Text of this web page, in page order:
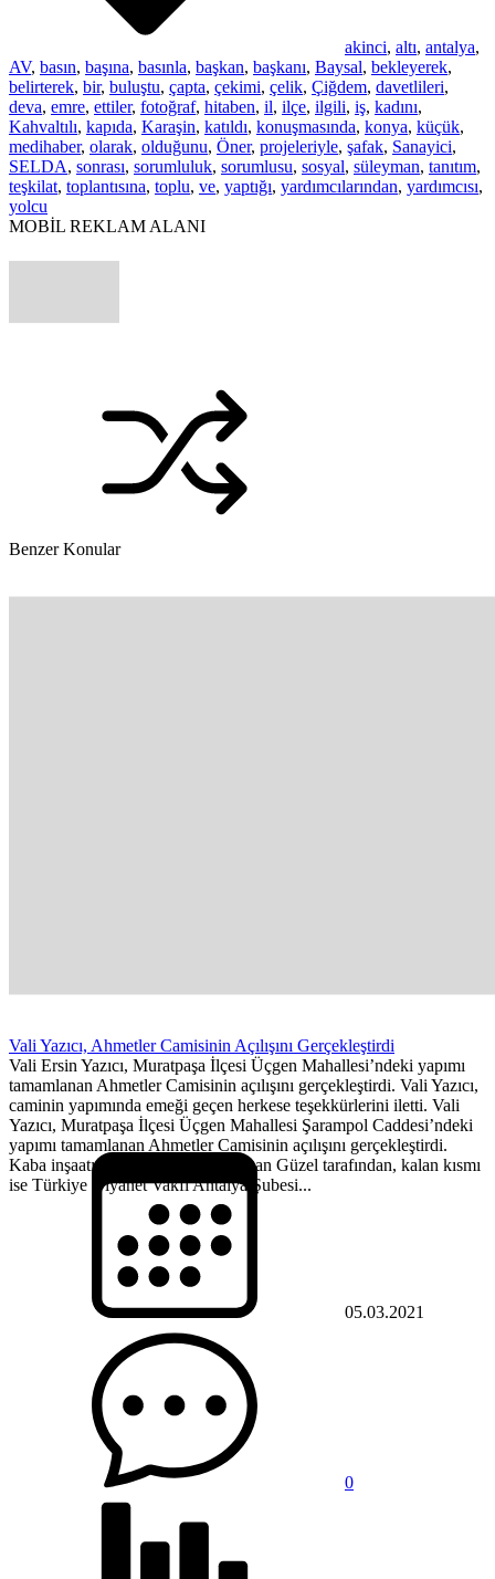
akinci, altı, antalya,
AV, basın, başına, basınla, başkan, başkanı, Baysal, bekleyerek,
belirterek, bir, buluştu, çapta, çekimi, çelik, Çiğdem, davetlileri,
deva, emre, ettiler, fotoğraf, hitaben, il, ilçe, ilgili, iş, kadını,
Kahvaltılı, kapıda, Karaşin, katıldı, konuşmasında, konya, küçük,
medihaber, olarak, olduğunu, Öner, projeleriyle, şafak, Sanayici,
SELDA, sonrası, sorumluluk, sorumlusu, sosyal, süleyman, tanıtım,
teşkilat, toplantısına, toplu, ve, yaptığı, yardımcılarından, yardımcısı,
yolcu
MOBİL REKLAM ALANI
Benzer Konular
Vali Yazıcı, Ahmetler Camisinin Açılışını Gerçekleştirdi
Vali Ersin Yazıcı, Muratpaşa İlçesi Üçgen Mahallesi’ndeki yapımı
tamamlanan Ahmetler Camisinin açılışını gerçekleştirdi. Vali Yazıcı,
caminin yapımında emeği geçen herkese teşekkürlerini iletti. Vali
Yazıcı, Muratpaşa İlçesi Üçgen Mahallesi Şarampol Caddesi’ndeki
yapımı tamamlanan Ahmetler Camisinin açılışını gerçekleştirdi.
Kaba inşaatı hayırsever Abdurrahman Güzel tarafından, kalan kısmı
ise Türkiye Diyanet Vakfı Antalya Şubesi...
05.03.2021
0